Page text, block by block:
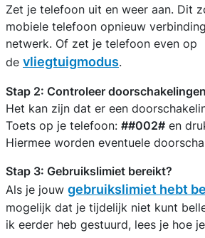
Zet je telefoon uit en weer aan. Dit
mobiele telefoon opnieuw
netwerk. Of zet je telefoon even op
de vliegtuigmodus.
Stap 2: Controleer doorschakelingen
Het kan zijn dat er een
Toets op je telefoon: ##002# en
Hiermee worden eventuele
Stap 3: Gebruikslimiet bereikt?
Als je jouw gebruikslimiet hebt
mogelijk dat je tijdelijk niet kunt
ik eerder heb gestuurd, lees je hoe